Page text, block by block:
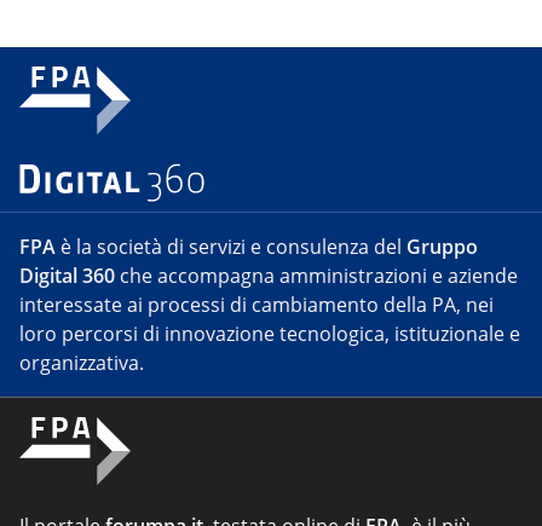
FPA è la società di servizi e consulenza del Gruppo
Digital 360 che accompagna amministrazioni e aziende
interessate ai processi di cambiamento della PA, nei
loro percorsi di innovazione tecnologica, istituzionale e
organizzativa.